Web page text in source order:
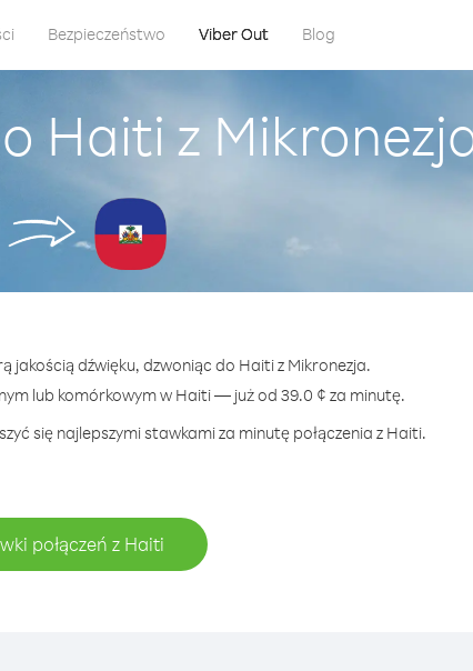
Bezpieczeństwo Viber Out Blog
Haiti z
jakością dźwięku, dzwoniąc do Haiti z Mikronezja.
lub komórkowym w Haiti — już od 39.0 ¢ za minutę.
się najlepszymi stawkami za minutę połączenia z Haiti.
połączeń z Haiti